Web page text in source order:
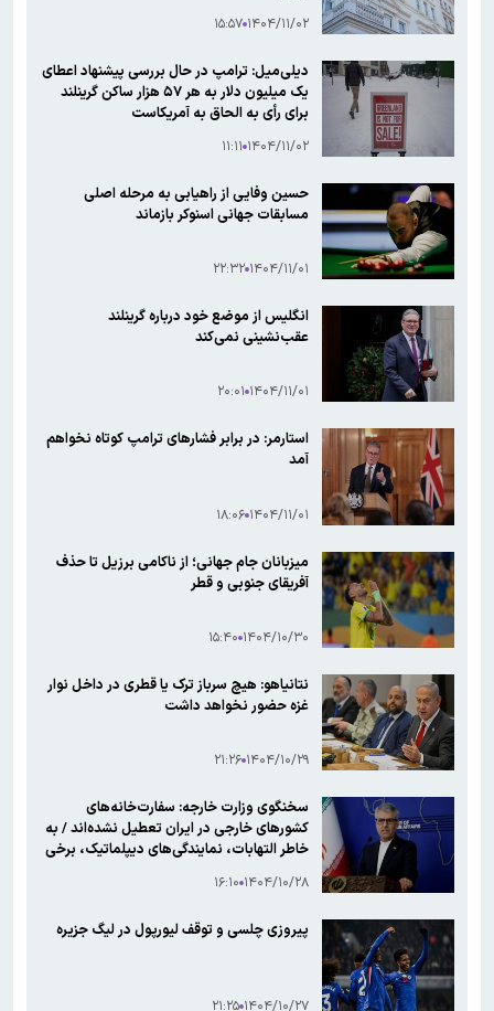
۱۴۰۴/۱۱/۰۲ ۱۵:۵۷
دیلی‌میل: ترامپ در حال بررسی پیشنهاد اعطای
یک میلیون دلار به هر ۵۷ هزار ساکن گرینلند
برای رأی به الحاق به آمریکاست
۱۴۰۴/۱۱/۰۲ ۱۱:۱۱
حسین وفایی از راهیابی به مرحله اصلی
مسابقات جهانی اسنوکر بازماند
۱۴۰۴/۱۱/۰۱ ۲۲:۳۲
انگلیس از موضع خود درباره گرینلند
عقب‌نشینی نمی‌کند
۱۴۰۴/۱۱/۰۱ ۲۰:۰۱
استارمر: در برابر فشارهای ترامپ کوتاه نخواهم
آمد
۱۴۰۴/۱۱/۰۱ ۱۸:۰۶
میزبانان جام جهانی؛ از ناکامی برزیل تا حذف
آفریقای جنوبی و قطر
۱۴۰۴/۱۰/۳۰ ۱۵:۴۰
نتانیاهو: هیچ سرباز ترک یا قطری در داخل نوار
غزه حضور نخواهد داشت
۱۴۰۴/۱۰/۲۹ ۲۱:۲۶
سخنگوی وزارت خارجه: سفارت‌خانه‌های
کشور‌های خارجی در ایران تعطیل نشده‌اند / به
خاطر التهابات، نمایندگی‌های دیپلماتیک، برخی
کردند
۱۴۰۴/۱۰/۲۸ ۱۶:۱۰
پیروزی چلسی و توقف لیورپول در لیگ جزیره
۱۴۰۴/۱۰/۲۷ ۲۱:۲۵